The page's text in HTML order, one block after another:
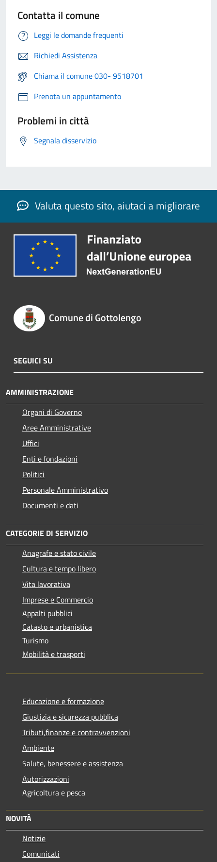
Contatta il comune
Leggi le domande frequenti
Richiedi Assistenza
Chiama il comune 030- 9518701
Prenota un appuntamento
Problemi in città
Segnala disservizio
Valuta questo sito, aiutaci a migliorare
Comune di Gottolengo
SEGUICI SU
AMMINISTRAZIONE
Organi di Governo
Aree Amministrative
Uffici
Enti e fondazioni
Politici
Personale Amministrativo
Documenti e dati
CATEGORIE DI SERVIZIO
Anagrafe e stato civile
Cultura e tempo libero
Vita lavorativa
Imprese e Commercio
Appalti pubblici
Catasto e urbanistica
Turismo
Mobilità e trasporti
Educazione e formazione
Giustizia e sicurezza pubblica
Tributi,finanze e contravvenzioni
Ambiente
Salute, benessere e assistenza
Autorizzazioni
Agricoltura e pesca
NOVITÀ
Notizie
Comunicati